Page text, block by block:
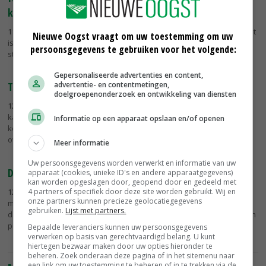
kerstboom
11-10-2017
- Kerstboomkweker Gerrit Brinkman uit het Gelderse Emst
is begonnen met het rooien van kerstbomen. De Italiaanse markt
staat al te springen om zijn bomen.
TV: Nederlands konijnenvlees terug in de supermarkt
12-12-2016
kampioenskoeien in Zwolle onderscheiden, Nederlands
konijnenvlees weer in supermarkt, kerstbomen als warme broodjes
over de toonbank en...
De Nordmann is de populairste kerstboom
12-12-2016- Nordmannen, Blauwsparren en Omorika's.. Bij de
maatschap Bruggenkamp in het Drentse Bovensmilde is het de
dagen voor kerst een drukte van belang. Vooral de Nordmannen zijn
populair. Abko...
Nieuwe Oogst vraagt om uw toestemming om uw
persoonsgegevens te gebruiken voor het volgende:
Gepersonaliseerde advertenties en content,
advertentie- en contentmetingen,
doelgroepenonderzoek en ontwikkeling van diensten
Informatie op een apparaat opslaan en/of openen
Meer informatie
Uw persoonsgegevens worden verwerkt en informatie van uw
apparaat (cookies, unieke ID's en andere apparaatgegevens)
kan worden opgeslagen door, geopend door en gedeeld met
4 partners of specifiek door deze site worden gebruikt. Wij en
onze partners kunnen precieze geolocatiegegevens
gebruiken. Lijst met partners.
Bepaalde leveranciers kunnen uw persoonsgegevens
verwerken op basis van gerechtvaardigd belang. U kunt
hiertegen bezwaar maken door uw opties hieronder te
beheren. Zoek onderaan deze pagina of in het sitemenu naar